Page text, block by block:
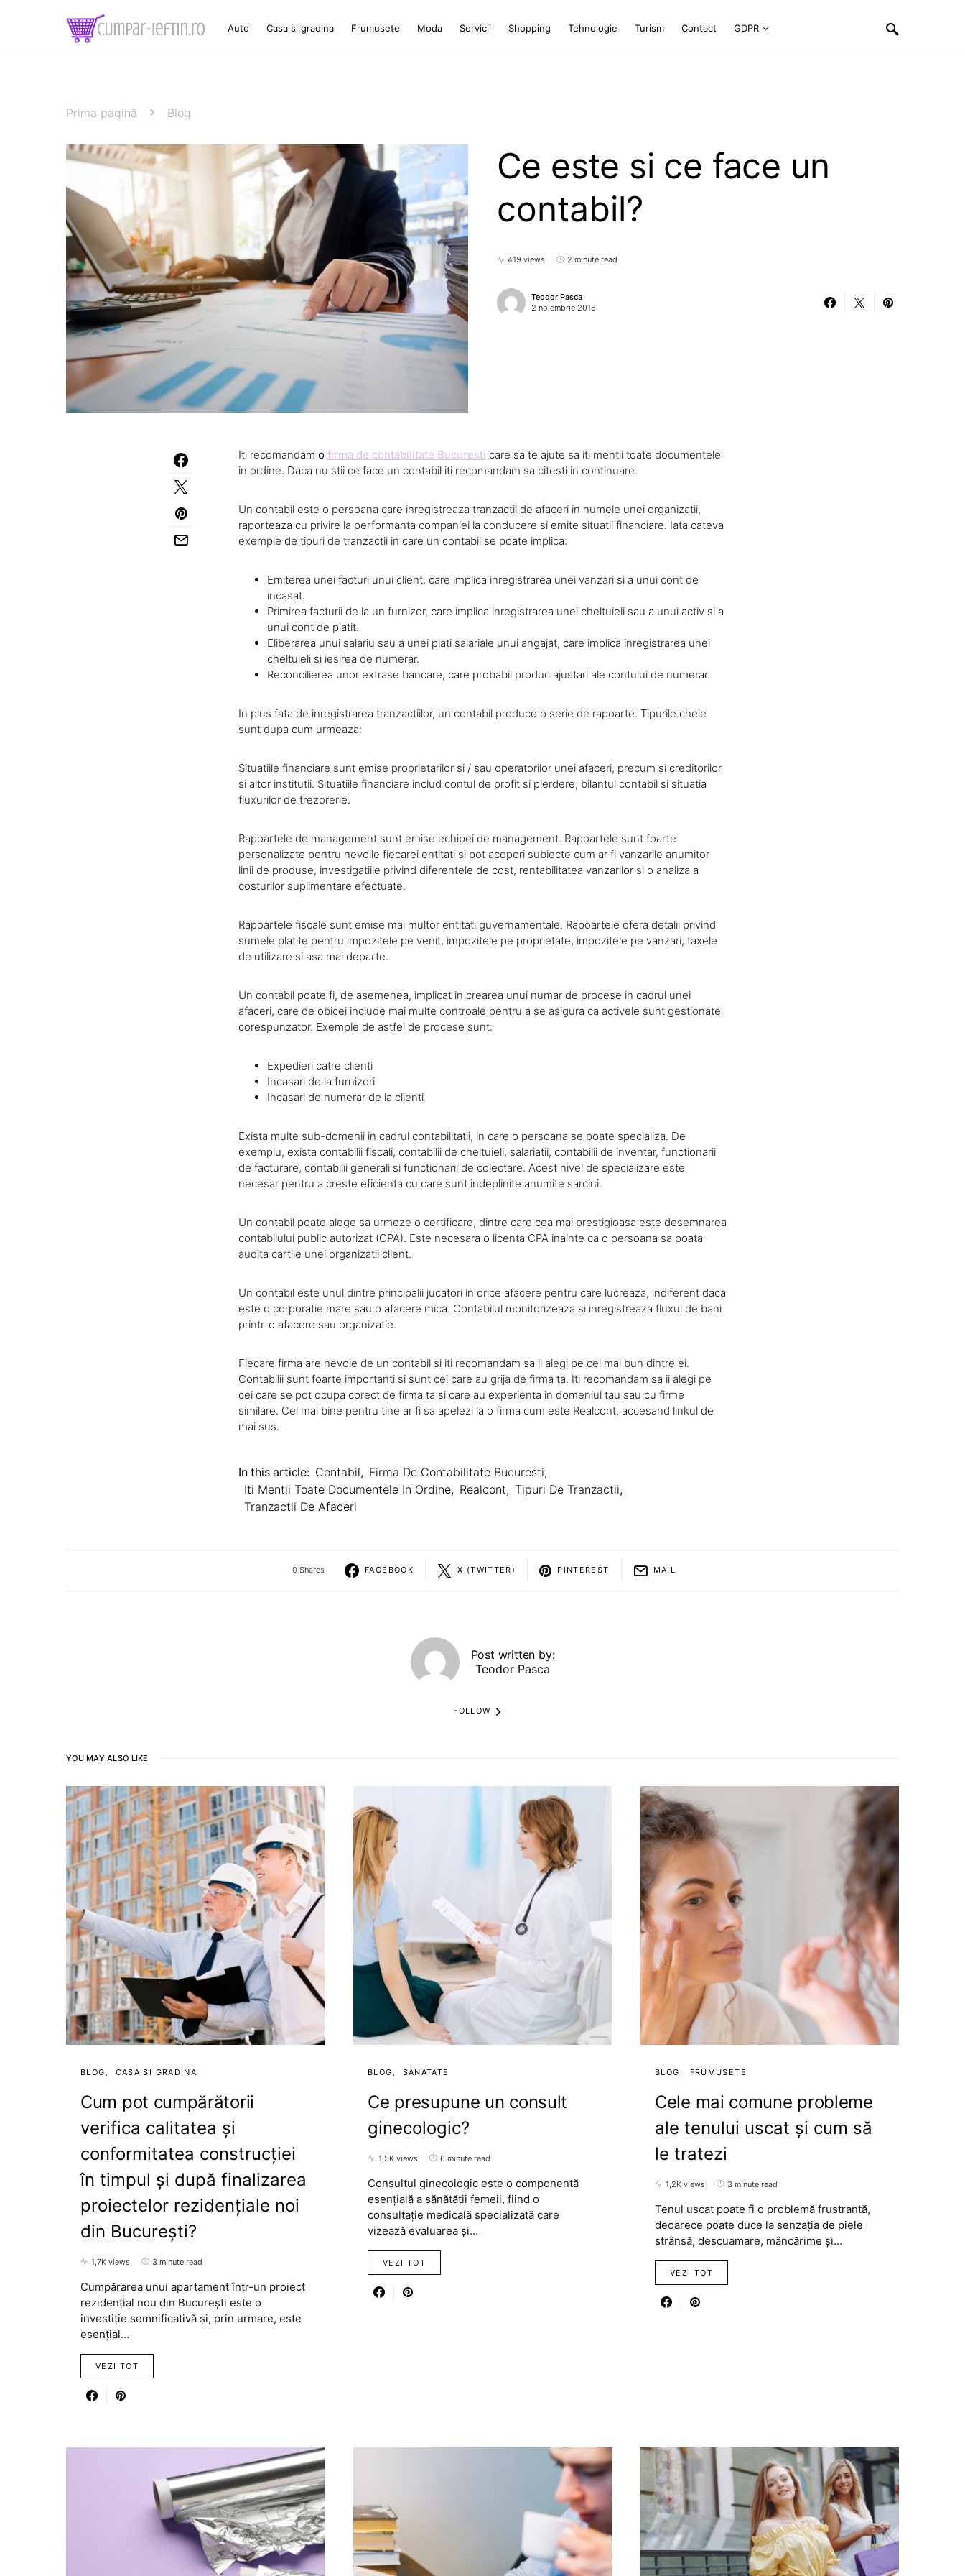
Auto Casa si gradina Frumusete Moda Servicii Shopping Tehnologie Turism Contact GDPR
Prima pagină Blog
Ce este si ce face un
contabil?
419 views 2 minute read
Teodor Pasca
2 noiembrie 2018
Iti recomandam o firma de contabilitate Bucuresti care sa te ajute sa iti mentii toate documentele
in ordine. Daca nu stii ce face un contabil iti recomandam sa citesti in continuare.
Un contabil este o persoana care inregistreaza tranzactii de afaceri in numele unei organizatii,
raporteaza cu privire la performanta companiei la conducere si emite situatii financiare. Iata cateva
exemple de tipuri de tranzactii in care un contabil se poate implica:
Emiterea unei facturi unui client, care implica inregistrarea unei vanzari si a unui cont de
incasat.
Primirea facturii de la un furnizor, care implica inregistrarea unei cheltuieli sau a unui activ si a
unui cont de platit.
Eliberarea unui salariu sau a unei plati salariale unui angajat, care implica inregistrarea unei
cheltuieli si iesirea de numerar.
Reconcilierea unor extrase bancare, care probabil produc ajustari ale contului de numerar.
In plus fata de inregistrarea tranzactiilor, un contabil produce o serie de rapoarte. Tipurile cheie
sunt dupa cum urmeaza:
Situatiile financiare sunt emise proprietarilor si / sau operatorilor unei afaceri, precum si creditorilor
si altor institutii. Situatiile financiare includ contul de profit si pierdere, bilantul contabil si situatia
fluxurilor de trezorerie.
Rapoartele de management sunt emise echipei de management. Rapoartele sunt foarte
personalizate pentru nevoile fiecarei entitati si pot acoperi subiecte cum ar fi vanzarile anumitor
linii de produse, investigatiile privind diferentele de cost, rentabilitatea vanzarilor si o analiza a
costurilor suplimentare efectuate.
Rapoartele fiscale sunt emise mai multor entitati guvernamentale. Rapoartele ofera detalii privind
sumele platite pentru impozitele pe venit, impozitele pe proprietate, impozitele pe vanzari, taxele
de utilizare si asa mai departe.
Un contabil poate fi, de asemenea, implicat in crearea unui numar de procese in cadrul unei
afaceri, care de obicei include mai multe controale pentru a se asigura ca activele sunt gestionate
corespunzator. Exemple de astfel de procese sunt:
Expedieri catre clienti
Incasari de la furnizori
Incasari de numerar de la clienti
Exista multe sub-domenii in cadrul contabilitatii, in care o persoana se poate specializa. De
exemplu, exista contabilii fiscali, contabilii de cheltuieli, salariatii, contabilii de inventar, functionarii
de facturare, contabilii generali si functionarii de colectare. Acest nivel de specializare este
necesar pentru a creste eficienta cu care sunt indeplinite anumite sarcini.
Un contabil poate alege sa urmeze o certificare, dintre care cea mai prestigioasa este desemnarea
contabilului public autorizat (CPA). Este necesara o licenta CPA inainte ca o persoana sa poata
audita cartile unei organizatii client.
Un contabil este unul dintre principalii jucatori in orice afacere pentru care lucreaza, indiferent daca
este o corporatie mare sau o afacere mica. Contabilul monitorizeaza si inregistreaza fluxul de bani
printr-o afacere sau organizatie.
Fiecare firma are nevoie de un contabil si iti recomandam sa il alegi pe cel mai bun dintre ei.
Contabilii sunt foarte importanti si sunt cei care au grija de firma ta. Iti recomandam sa ii alegi pe
cei care se pot ocupa corect de firma ta si care au experienta in domeniul tau sau cu firme
similare. Cel mai bine pentru tine ar fi sa apelezi la o firma cum este Realcont, accesand linkul de
mai sus.
In this article: Contabil, Firma De Contabilitate Bucuresti,
Iti Mentii Toate Documentele In Ordine, Realcont, Tipuri De Tranzactii,
Tranzactii De Afaceri
0 Shares FACEBOOK X (TWITTER) PINTEREST MAIL
Post written by:
Teodor Pasca
FOLLOW
YOU MAY ALSO LIKE
BLOG CASA SI GRADINA
Cum pot cumpărătorii
verifica calitatea și
conformitatea construcției
în timpul și după finalizarea
proiectelor rezidențiale noi
din București?
1,7K views 3 minute read
Cumpărarea unui apartament într-un proiect
rezidențial nou din București este o
investiție semnificativă și, prin urmare, este
esențial…
VEZI TOT
BLOG SANATATE
Ce presupune un consult
ginecologic?
1,5K views 6 minute read
Consultul ginecologic este o componentă
esențială a sănătății femeii, fiind o
consultație medicală specializată care
vizează evaluarea și…
VEZI TOT
BLOG FRUMUSETE
Cele mai comune probleme
ale tenului uscat și cum să
le tratezi
1,2K views 3 minute read
Tenul uscat poate fi o problemă frustrantă,
deoarece poate duce la senzația de piele
strânsă, descuamare, mâncărime și…
VEZI TOT